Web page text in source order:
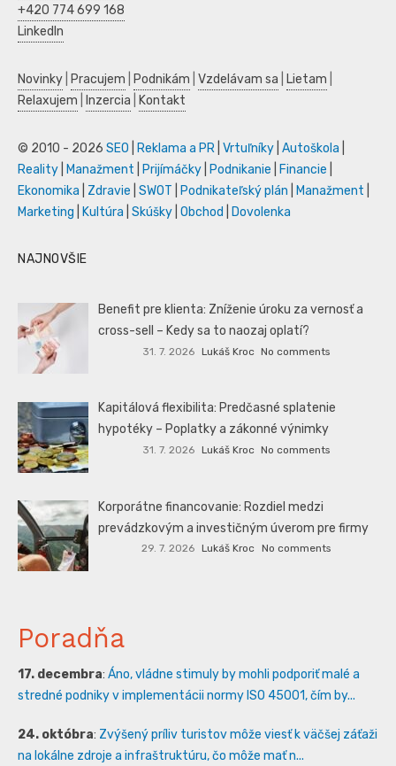
+420 774 699 168
LinkedIn
Novinky Pracujem Podnikám Vzdelávam sa Lietam
Relaxujem
Inzercia Kontakt
© 2010 - 2026 SEO Reklama a PR Vrtuľníky Autoškola
Reality
Manažment Prijímáčky Podnikanie Financie
Ekonomika
Zdravie SWOT Podnikateľský plán Manažment
Marketing
Kultúra Skúšky Obchod Dovolenka
NAJNOVŠIE
Benefit pre klienta: Zníženie úroku za vernosť a
cross-sell – Kedy sa to naozaj oplatí?
31. 7. 2026 Lukáš Kroc No comments
Kapitálová flexibilita: Predčasné splatenie
hypotéky – Poplatky a zákonné výnimky
31. 7. 2026 Lukáš Kroc No comments
Korporátne financovanie: Rozdiel medzi
prevádzkovým a investičným úverom pre firmy
29. 7. 2026 Lukáš Kroc No comments
Poradňa
17. decembra: Áno, vládne stimuly by mohli podporiť malé a
stredné podniky v implementácii normy ISO 45001, čím by...
24. októbra: Zvýšený príliv turistov môže viesť k väčšej záťaži
na lokálne zdroje a infraštruktúru, čo môže mať n...